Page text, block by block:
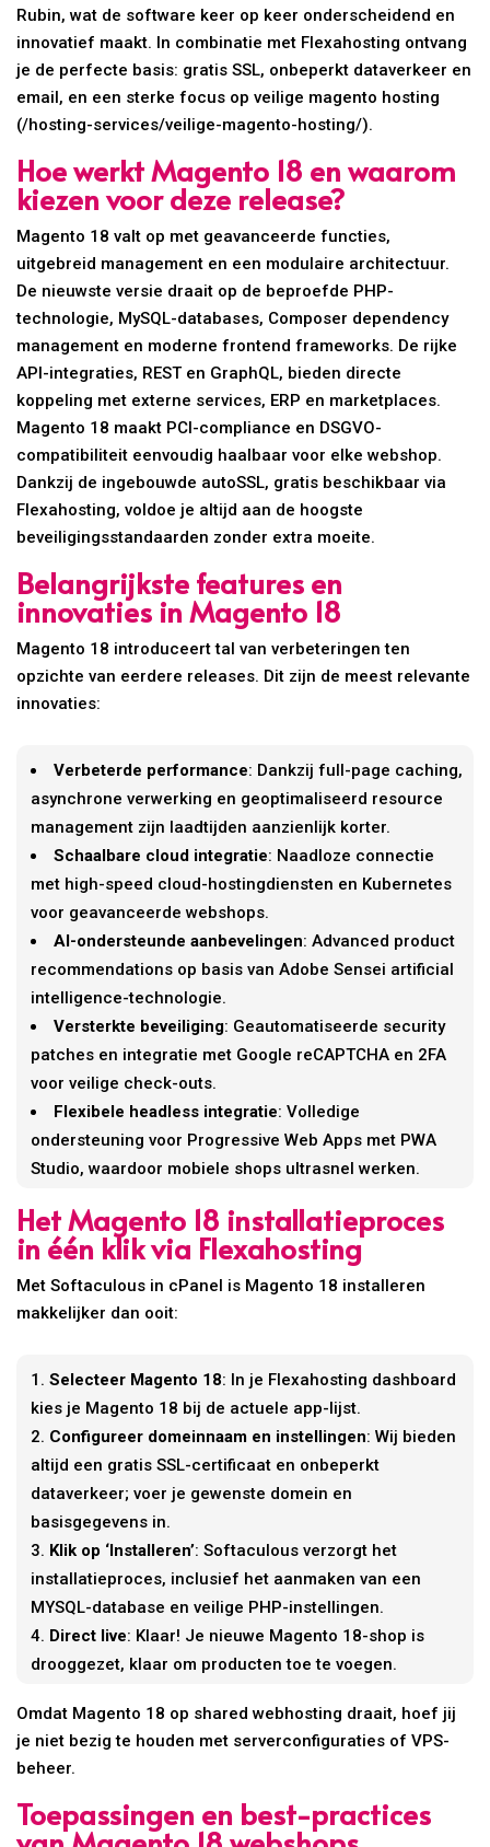
Rubin, wat de software keer op keer onderscheidend en
innovatief maakt. In combinatie met Flexahosting ontvang
je de perfecte basis: gratis SSL, onbeperkt dataverkeer en
email, en een sterke focus op veilige magento hosting
(/hosting-services/veilige-magento-hosting/).
Hoe werkt Magento 18 en waarom
kiezen voor deze release?
Magento 18 valt op met geavanceerde functies,
uitgebreid management en een modulaire architectuur.
De nieuwste versie draait op de beproefde PHP-
technologie, MySQL-databases, Composer dependency
management en moderne frontend frameworks. De rijke
API-integraties, REST en GraphQL, bieden directe
koppeling met externe services, ERP en marketplaces.
Magento 18 maakt PCI-compliance en DSGVO-
compatibiliteit eenvoudig haalbaar voor elke webshop.
Dankzij de ingebouwde autoSSL, gratis beschikbaar via
Flexahosting, voldoe je altijd aan de hoogste
beveiligingsstandaarden zonder extra moeite.
Belangrijkste features en
innovaties in Magento 18
Magento 18 introduceert tal van verbeteringen ten
opzichte van eerdere releases. Dit zijn de meest relevante
innovaties:
Verbeterde performance: Dankzij full-page caching,
asynchrone verwerking en geoptimaliseerd resource
management zijn laadtijden aanzienlijk korter.
Schaalbare cloud integratie: Naadloze connectie
met high-speed cloud-hostingdiensten en Kubernetes
voor geavanceerde webshops.
AI-ondersteunde aanbevelingen: Advanced product
recommendations op basis van Adobe Sensei artificial
intelligence-technologie.
Versterkte beveiliging: Geautomatiseerde security
patches en integratie met Google reCAPTCHA en 2FA
voor veilige check-outs.
Flexibele headless integratie: Volledige
ondersteuning voor Progressive Web Apps met PWA
Studio, waardoor mobiele shops ultrasnel werken.
Het Magento 18 installatieproces
in één klik via Flexahosting
Met Softaculous in cPanel is Magento 18 installeren
makkelijker dan ooit:
Selecteer Magento 18: In je Flexahosting dashboard
kies je Magento 18 bij de actuele app-lijst.
Configureer domeinnaam en instellingen: Wij bieden
altijd een gratis SSL-certificaat en onbeperkt
dataverkeer; voer je gewenste domein en
basisgegevens in.
Klik op ‘Installeren’: Softaculous verzorgt het
installatieproces, inclusief het aanmaken van een
MYSQL-database en veilige PHP-instellingen.
Direct live: Klaar! Je nieuwe Magento 18-shop is
drooggezet, klaar om producten toe te voegen.
Omdat Magento 18 op shared webhosting draait, hoef jij
je niet bezig te houden met serverconfiguraties of VPS-
beheer.
Toepassingen en best-practices